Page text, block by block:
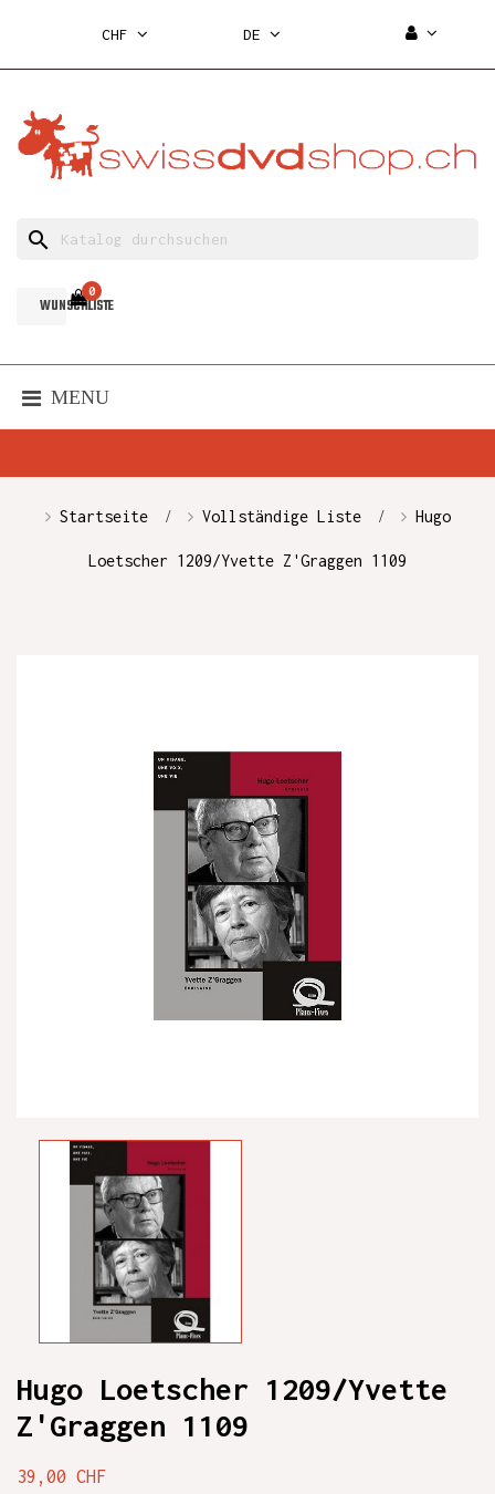
CHF DE
search
WUNSCHLISTE
0
MENU
Startseite Vollständige Liste Hugo
Loetscher 1209/Yvette Z'Graggen 1109
Hugo Loetscher 1209/Yvette
Z'Graggen 1109
39,00 CHF